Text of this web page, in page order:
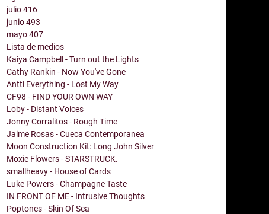
julio416
junio493
mayo407
Lista de medios
Kaiya Campbell - Turn out the Lights
Cathy Rankin - Now You've Gone
Antti Everything - Lost My Way
CF98 - FIND YOUR OWN WAY
Loby - Distant Voices
Jonny Corralitos - Rough Time
Jaime Rosas - Cueca Contemporanea
Moon Construction Kit: Long John Silver
Moxie Flowers - STARSTRUCK.
smallheavy - House of Cards
Luke Powers - Champagne Taste
IN FRONT OF ME - Intrusive Thoughts
Poptones - Skin Of Sea